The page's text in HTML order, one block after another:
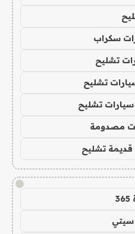
سكراب
تشليح
تشليح
تشليح
مصدومة
تشليح
!
سيتي